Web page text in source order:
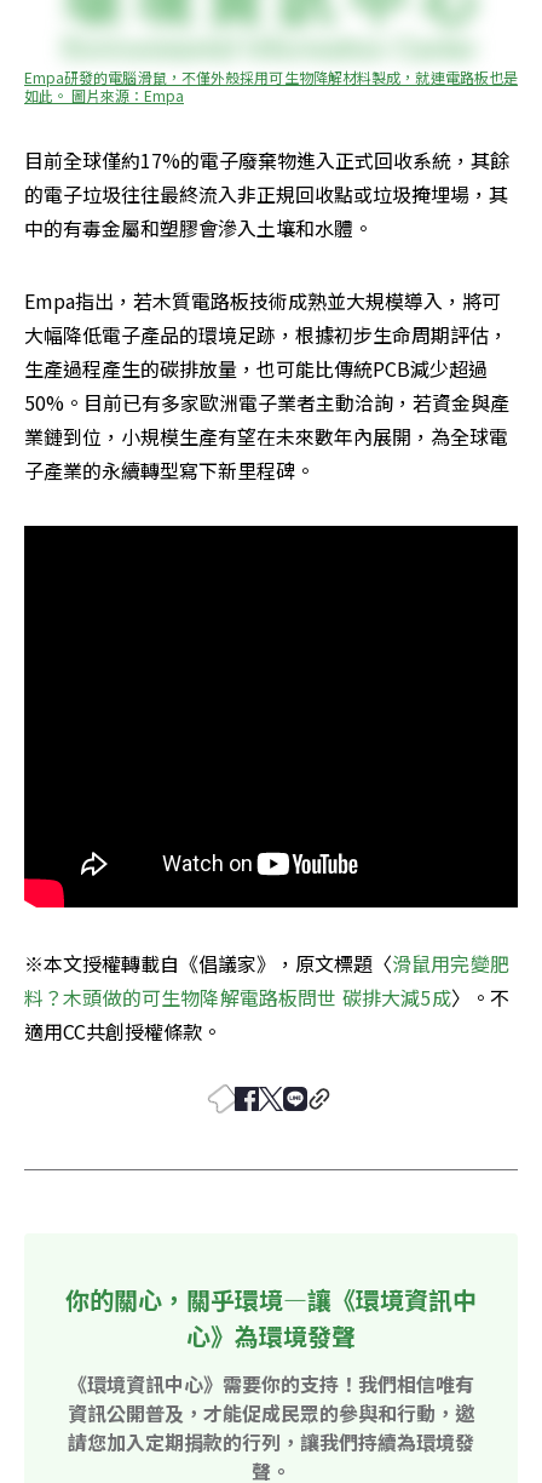
Empa研發的電腦滑鼠，不僅外殼採用可生物降解材料製成，就連電路板也是
如此。 圖片來源：Empa
目前全球僅約17%的電子廢棄物進入正式回收系統，其餘
的電子垃圾往往最終流入非正規回收點或垃圾掩埋場，其
中的有毒金屬和塑膠會滲入土壤和水體。
Empa指出，若木質電路板技術成熟並大規模導入，將可
大幅降低電子產品的環境足跡，根據初步生命周期評估，
生產過程產生的碳排放量，也可能比傳統PCB減少超過
50%。目前已有多家歐洲電子業者主動洽詢，若資金與產
業鏈到位，小規模生產有望在未來數年內展開，為全球電
子產業的永續轉型寫下新里程碑。
※本文授權轉載自《倡議家》，原文標題〈滑鼠用完變肥
料？木頭做的可生物降解電路板問世 碳排大減5成〉。不
適用CC共創授權條款。
你的關心，關乎環境—讓《環境資訊中
心》為環境發聲
《環境資訊中心》需要你的支持！我們相信唯有
資訊公開普及，才能促成民眾的參與和行動，邀
請您加入定期捐款的行列，讓我們持續為環境發
聲。